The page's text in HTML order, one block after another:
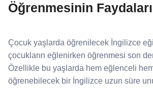
Öğrenmesinin
Çocuk yaşlarda öğrenilecek İngilizce
çocukların eğlenirken öğrenmesi son
Özellikle bu yaşlarda hem eğlenceli
öğrenebilecek bir İngilizce uzun süre